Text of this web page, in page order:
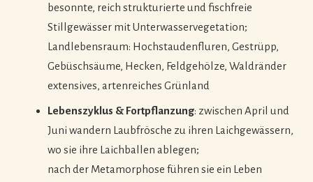
besonnte, reich strukturierte und fischfreie
Stillgewässer mit Unterwasservegetation;
Landlebensraum: Hochstaudenfluren, Gestrüpp,
Gebüschsäume, Hecken, Feldgehölze, Waldränder
extensives, artenreiches Grünland
Lebenszyklus & Fortpflanzung: zwischen April und
Juni wandern Laubfrösche zu ihren Laichgewässern,
wo sie ihre Laichballen ablegen;
nach der Metamorphose führen sie ein Leben